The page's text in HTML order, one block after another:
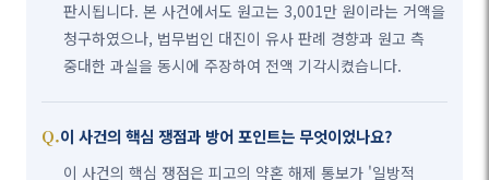
판시됩니다. 본 사건에서도 원고는 3,001만 원이라는 거액을
청구하였으나, 법무법인 대진이 유사 판례 경향과 원고 측
중대한 과실을 동시에 주장하여 전액 기각시켰습니다.
이 사건의 핵심 쟁점과 방어 포인트는 무엇이었나요?
이 사건의 핵심 쟁점은 피고의 약혼 해제 통보가 '일방적